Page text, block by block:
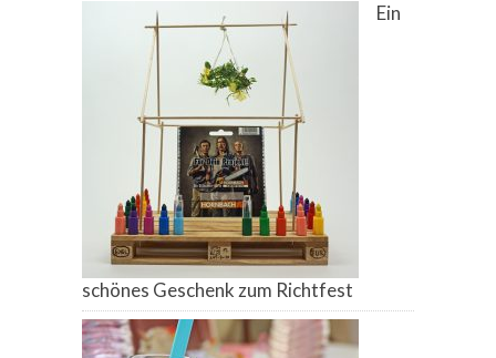
Ein
schönes Geschenk zum Richtfest